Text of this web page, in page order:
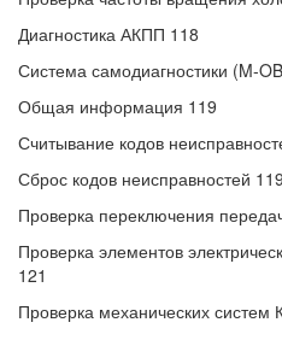
Диагностика АКПП 118
Система самодиагностики (M-
Общая информация 119
Считывание кодов
Сброс кодов неисправностей 119
Проверка переключения
Проверка элементов
121
Проверка механических систем